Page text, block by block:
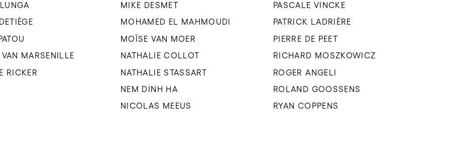
MARSENILLE
RICKER
MIKE DESMET
MOHAMED EL MAHMOUDI
MOÏSE VAN MOER
NATHALIE COLLOT
NATHALIE STASSART
NEM DINH HA
NICOLAS MEEUS
PASCALE VINCKE
PATRICK LADRIÈRE
PIERRE DE PEET
RICHARD MOSZKOWICZ
ROGER ANGELI
ROLAND GOOSSENS
RYAN COPPENS